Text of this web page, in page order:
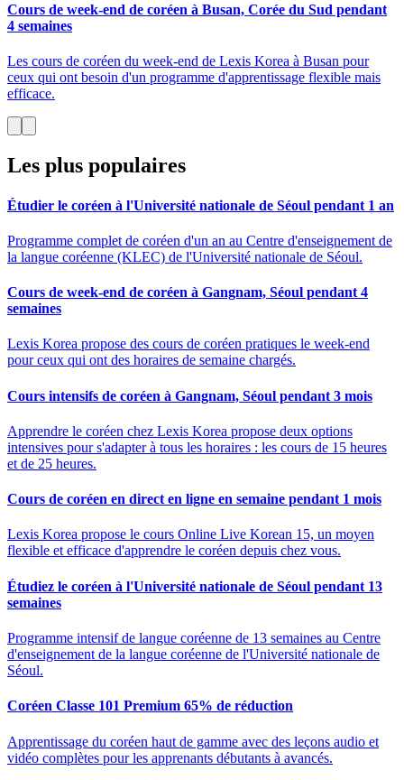
Cours de week-end de coréen à Busan, Corée du Sud pendant
4 semaines
Les cours de coréen du week-end de Lexis Korea à Busan pour
ceux qui ont besoin d'un programme d'apprentissage flexible mais
efficace.
Les plus populaires
Étudier le coréen à l'Université nationale de Séoul pendant 1 an
Programme complet de coréen d'un an au Centre d'enseignement de
la langue coréenne (KLEC) de l'Université nationale de Séoul.
Cours de week-end de coréen à Gangnam, Séoul pendant 4
semaines
Lexis Korea propose des cours de coréen pratiques le week-end
pour ceux qui ont des horaires de semaine chargés.
Cours intensifs de coréen à Gangnam, Séoul pendant 3 mois
Apprendre le coréen chez Lexis Korea propose deux options
intensives pour s'adapter à tous les horaires : les cours de 15 heures
et de 25 heures.
Cours de coréen en direct en ligne en semaine pendant 1 mois
Lexis Korea propose le cours Online Live Korean 15, un moyen
flexible et efficace d'apprendre le coréen depuis chez vous.
Étudiez le coréen à l'Université nationale de Séoul pendant 13
semaines
Programme intensif de langue coréenne de 13 semaines au Centre
d'enseignement de la langue coréenne de l'Université nationale de
Séoul.
Coréen Classe 101 Premium 65% de réduction
Apprentissage du coréen haut de gamme avec des leçons audio et
vidéo complètes pour les apprenants débutants à avancés.